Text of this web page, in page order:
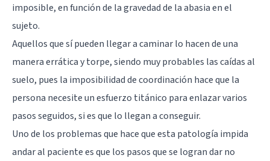
imposible, en función de la gravedad de la abasia en el
sujeto.
Aquellos que sí pueden llegar a caminar lo hacen de una
manera errática y torpe, siendo muy probables las caídas al
suelo, pues la imposibilidad de coordinación hace que la
persona necesite un esfuerzo titánico para enlazar varios
pasos seguidos, si es que lo llegan a conseguir.
Uno de los problemas que hace que esta patología impida
andar al paciente es que los pasos que se logran dar no